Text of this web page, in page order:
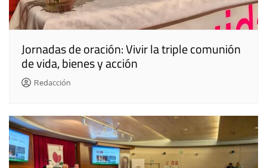
Jornadas de oración: Vivir la triple comunión
de vida, bienes y acción
Redacción